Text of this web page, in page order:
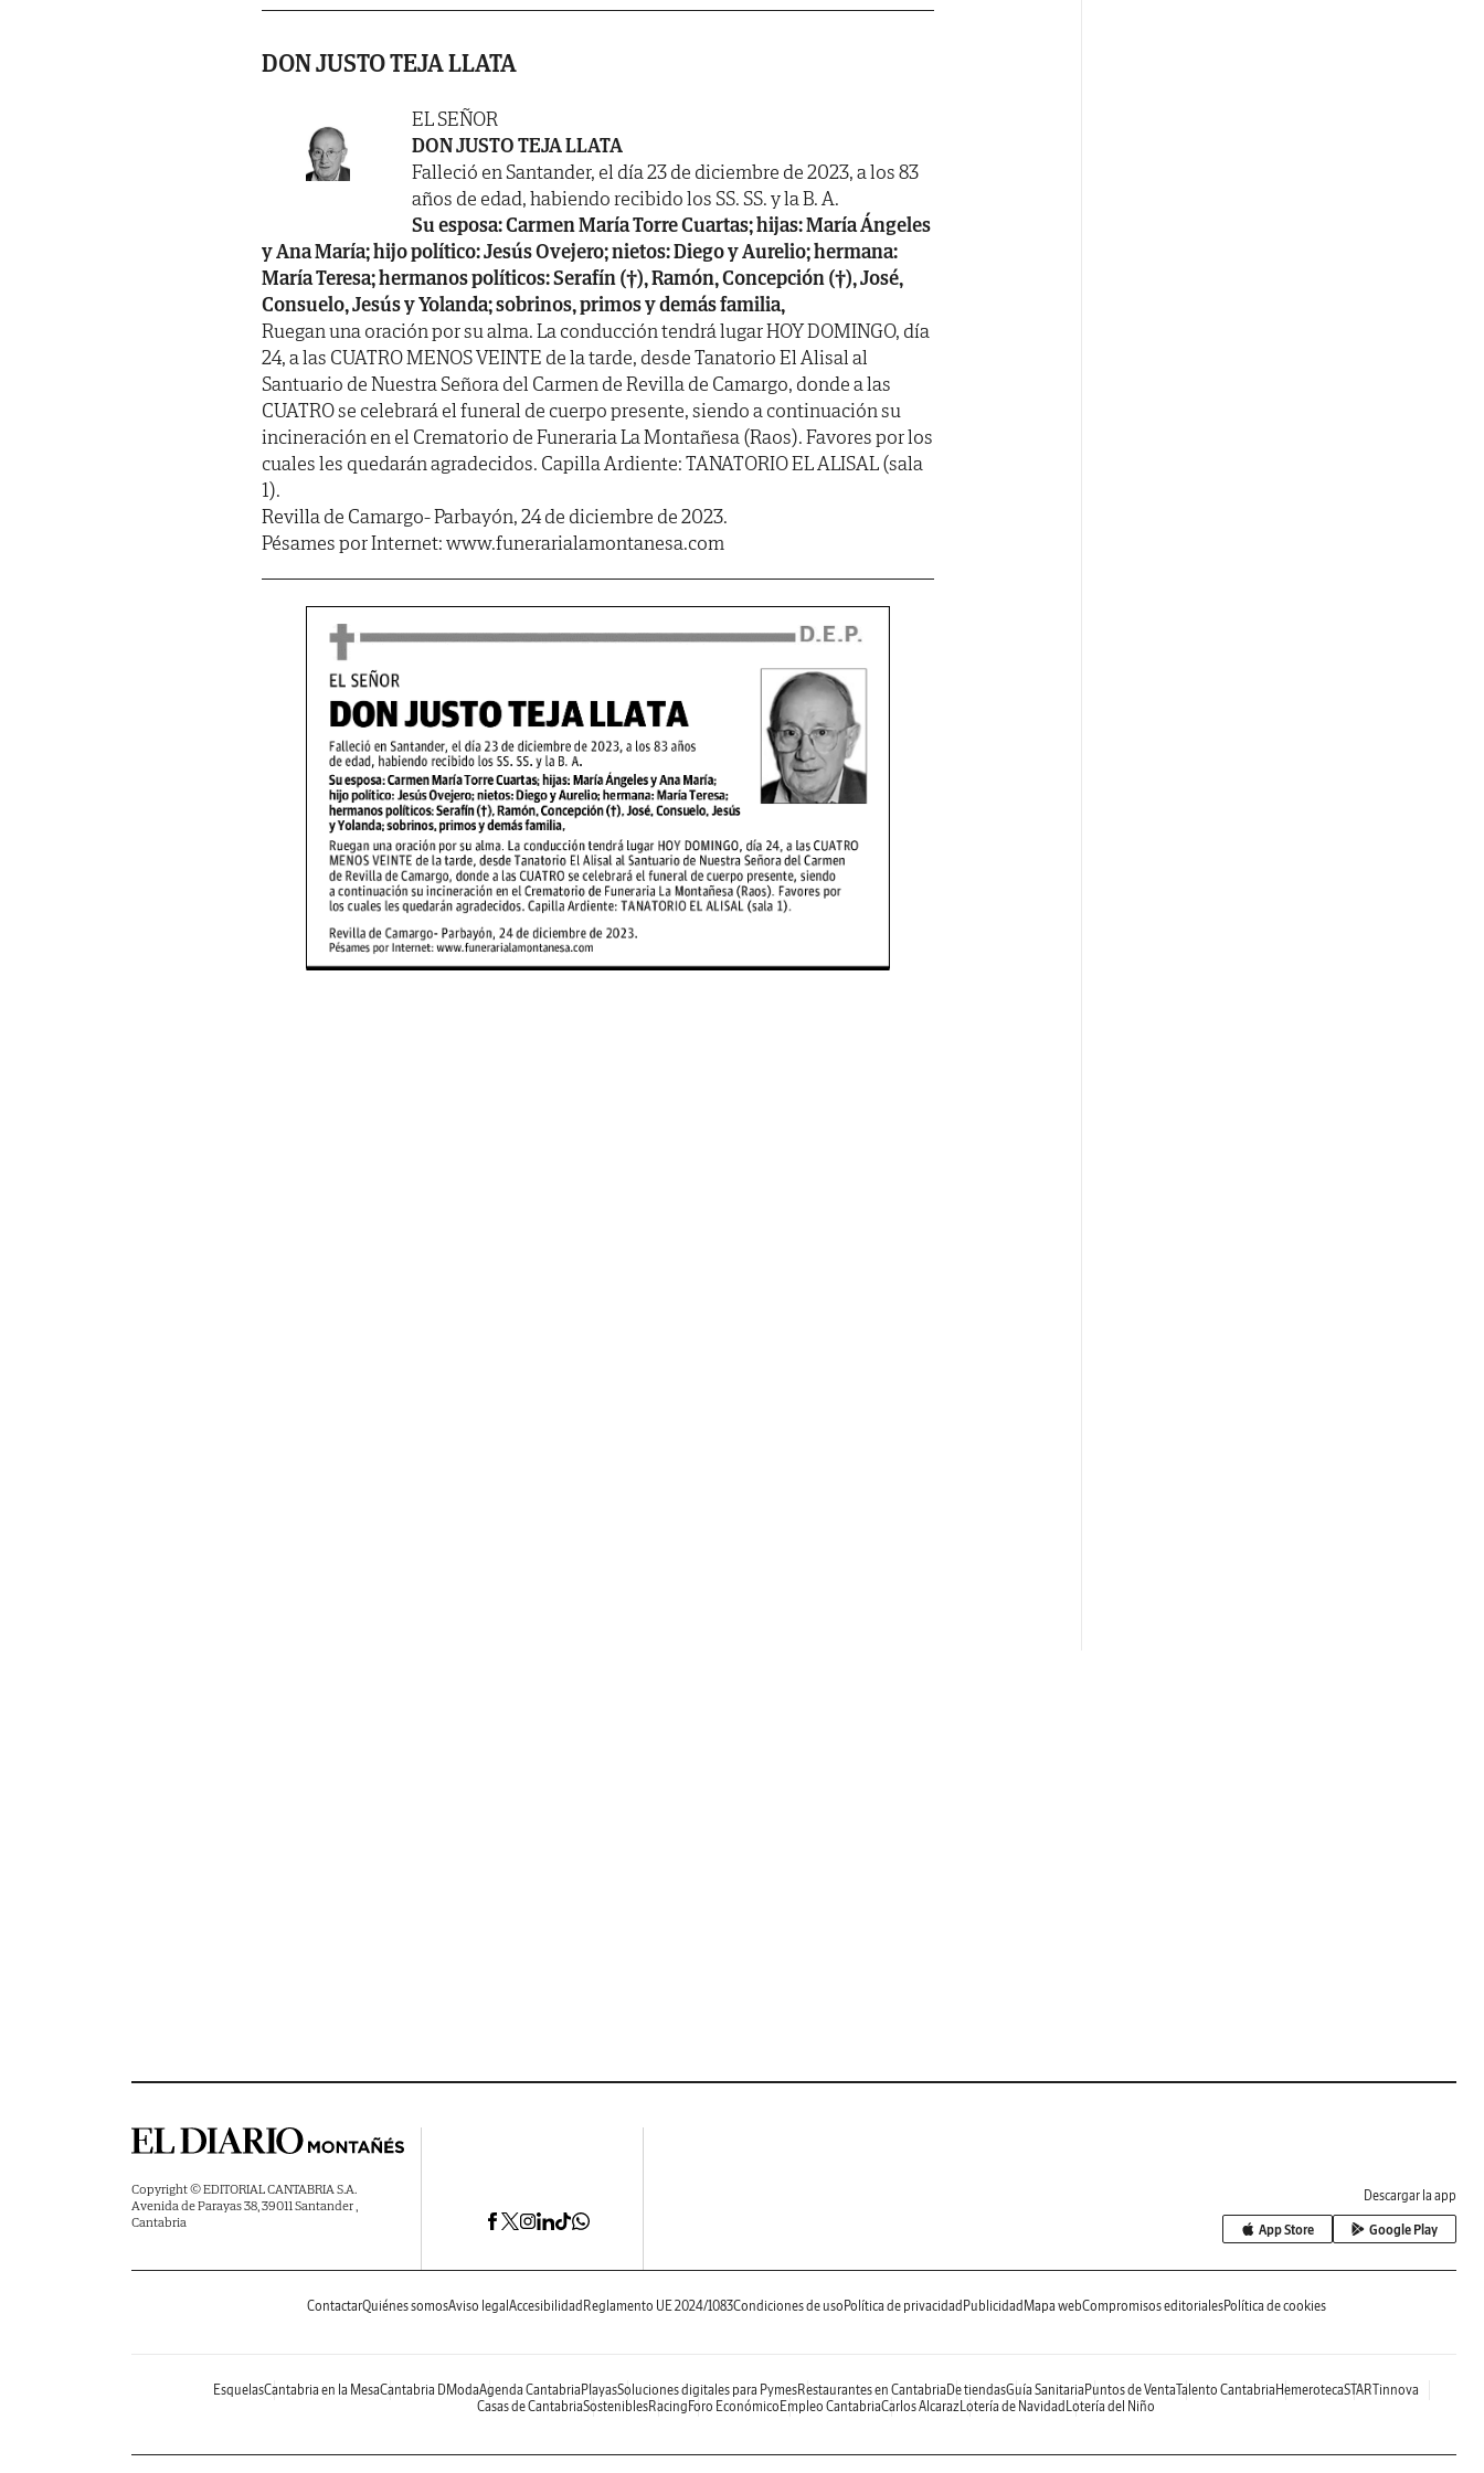
DON JUSTO TEJA LLATA
EL SEÑOR
DON JUSTO TEJA LLATA
Falleció en Santander, el día 23 de diciembre de 2023, a los 83
años de edad, habiendo recibido los SS. SS. y la B. A.
Su esposa: Carmen María Torre Cuartas; hijas: María Ángeles
y Ana María; hijo político: Jesús Ovejero; nietos: Diego y Aurelio; hermana:
María Teresa; hermanos políticos: Serafín (†), Ramón, Concepción (†), José,
Consuelo, Jesús y Yolanda; sobrinos, primos y demás familia,
Ruegan una oración por su alma. La conducción tendrá lugar HOY DOMINGO, día
24, a las CUATRO MENOS VEINTE de la tarde, desde Tanatorio El Alisal al
Santuario de Nuestra Señora del Carmen de Revilla de Camargo, donde a las
CUATRO se celebrará el funeral de cuerpo presente, siendo a continuación su
incineración en el Crematorio de Funeraria La Montañesa (Raos). Favores por los
cuales les quedarán agradecidos. Capilla Ardiente: TANATORIO EL ALISAL (sala
1).
Revilla de Camargo- Parbayón, 24 de diciembre de 2023.
Pésames por Internet: www.funerarialamontanesa.com
Copyright © EDITORIAL CANTABRIA S.A.
Avenida de Parayas 38, 39011 Santander ,
Cantabria
Descargar la app
App Store Google Play
ContactarQuiénes somosAviso legal Accesibilidad Reglamento UE 2024/1083Condiciones de uso Política de privacidad Publicidad Mapa webCompromisos editorialesPolítica de cookies
EsquelasCantabria en la MesaCantabria DModaAgenda Cantabria PlayasSoluciones digitales para PymesRestaurantes en Cantabria De tiendasGuía Sanitaria Puntos de VentaTalento Cantabria HemerotecaSTARTinnova
Casas de CantabriaSosteniblesRacing Foro Económico Empleo CantabriaCarlos AlcarazLotería de Navidad Lotería del Niño